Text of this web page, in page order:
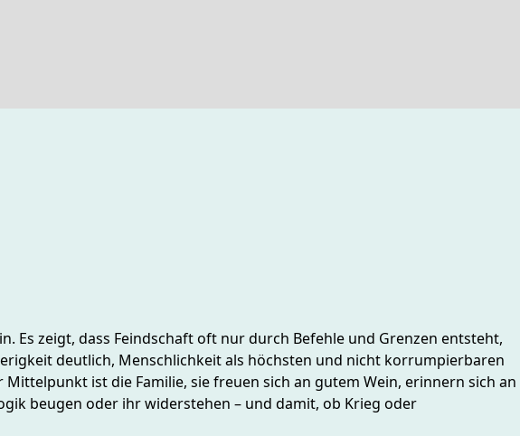
Es zeigt, dass Feindschaft oft nur durch Befehle und Grenzen entsteht,
deutlich, Menschlichkeit als höchsten und nicht korrumpierbaren
ist die Familie, sie freuen sich an gutem Wein, erinnern sich an
beugen oder ihr widerstehen – und damit, ob Krieg oder